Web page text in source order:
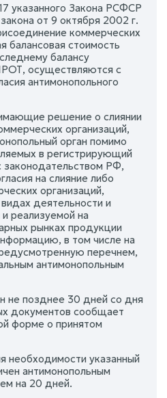
указанного Закона РСФСР
от 9 октября 2002 г.
коммерческих
балансовая стоимость
балансу
осуществляются с
антимонопольного
решение о слиянии
организаций,
орган помимо
в регистрирующий
законодательством РФ,
на слияние либо
организаций,
деятельности и
реализуемой на
рынках продукции
в том числе на
перечнем,
антимонопольным
не позднее 30 дней со дня
документов сообщает
форме о принятом
необходимости указанный
антимонопольным
на 20 дней.